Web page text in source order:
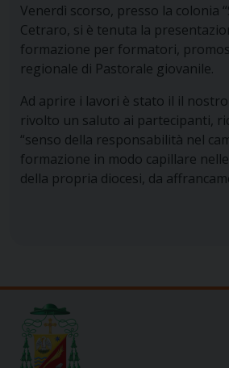
Venerdì scorso, presso la colonia
Cetraro, si è tenuta la
formazione per formatori,
regionale di Pastorale giovanile.
Ad aprire i lavori è stato il il nostro
rivolto un saluto ai partecipanti,
“senso della responsabilità nel
formazione in modo capillare
della propria diocesi, da